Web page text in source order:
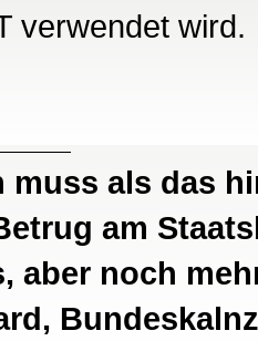
verwendet wird.
muss als das
am
aber noch